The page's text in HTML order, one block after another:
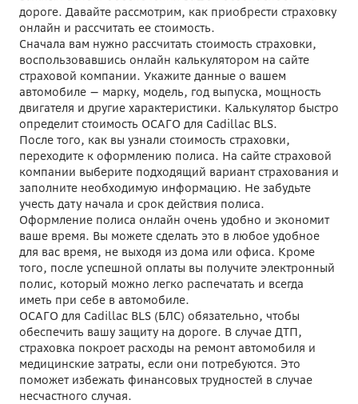
дороге. Давайте рассмотрим, как приобрести страховку
онлайн и рассчитать ее стоимость.
Сначала вам нужно рассчитать стоимость страховки,
воспользовавшись онлайн калькулятором на сайте
страховой компании. Укажите данные о вашем
автомобиле — марку, модель, год выпуска, мощность
двигателя и другие характеристики. Калькулятор быстро
определит стоимость ОСАГО для Cadillac BLS.
После того, как вы узнали стоимость страховки,
переходите к оформлению полиса. На сайте страховой
компании выберите подходящий вариант страхования и
заполните необходимую информацию. Не забудьте
учесть дату начала и срок действия полиса.
Оформление полиса онлайн очень удобно и экономит
ваше время. Вы можете сделать это в любое удобное
для вас время, не выходя из дома или офиса. Кроме
того, после успешной оплаты вы получите электронный
полис, который можно легко распечатать и всегда
иметь при себе в автомобиле.
ОСАГО для Cadillac BLS (БЛС) обязательно, чтобы
обеспечить вашу защиту на дороге. В случае ДТП,
страховка покроет расходы на ремонт автомобиля и
медицинские затраты, если они потребуются. Это
поможет избежать финансовых трудностей в случае
несчастного случая.